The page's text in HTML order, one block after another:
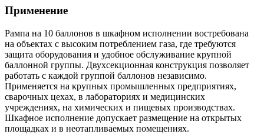
Применение
Рампа на 10 баллонов в шкафном исполнении востребована
на объектах с высоким потреблением газа, где требуются
защита оборудования и удобное обслуживание крупной
баллонной группы. Двухсекционная конструкция позволяет
работать с каждой группой баллонов независимо.
Применяется на крупных промышленных предприятиях,
сварочных цехах, в лабораториях и медицинских
учреждениях, на химических и пищевых производствах.
Шкафное исполнение допускает размещение на открытых
площадках и в неотапливаемых помещениях.